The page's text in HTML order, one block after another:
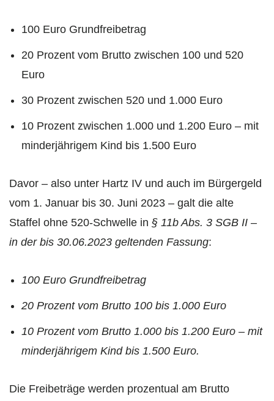
100 Euro Grundfreibetrag
20 Prozent vom Brutto zwischen 100 und 520
Euro
30 Prozent zwischen 520 und 1.000 Euro
10 Prozent zwischen 1.000 und 1.200 Euro – mit
minderjährigem Kind bis 1.500 Euro
Davor – also unter Hartz IV und auch im Bürgergeld
vom 1. Januar bis 30. Juni 2023 – galt die alte
Staffel ohne 520-Schwelle in § 11b Abs. 3 SGB II –
in der bis 30.06.2023 geltenden Fassung:
100 Euro Grundfreibetrag
20 Prozent vom Brutto 100 bis 1.000 Euro
10 Prozent vom Brutto 1.000 bis 1.200 Euro – mit
minderjährigem Kind bis 1.500 Euro.
Die Freibeträge werden prozentual am Brutto